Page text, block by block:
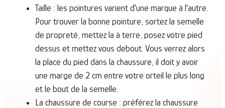
Taille : les pointures varient d'une marque à l'autre.
Pour trouver la bonne pointure, sortez la semelle
de propreté, mettez la à terre, posez votre pied
dessus et mettez vous debout. Vous verrez alors
la place du pied dans la chaussure, il doit y avoir
une marge de 2 cm entre votre orteil le plus long
et le bout de la semelle.
La chaussure de course : préférez la chaussure